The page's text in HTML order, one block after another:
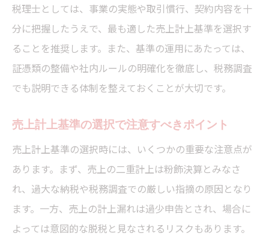
税理士としては、事業の実態や取引慣行、契約内容を十
分に把握したうえで、最も適した売上計上基準を選択す
ることを推奨します。また、基準の運用にあたっては、
証憑類の整備や社内ルールの明確化を徹底し、税務調査
でも説明できる体制を整えておくことが大切です。
売上計上基準の選択で注意すべきポイント
売上計上基準の選択時には、いくつかの重要な注意点が
あります。まず、売上の二重計上は粉飾決算とみなさ
れ、過大な納税や税務調査での厳しい指摘の原因となり
ます。一方、売上の計上漏れは過少申告とされ、場合に
よっては意図的な脱税と見なされるリスクもあります。